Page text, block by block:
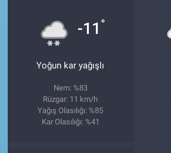
-11 °
Yoğun kar yağışlı
Nem: %83
Rüzgar: 11 km/h
Yağış Olasılığı: %85
Kar Olasılığı: %41